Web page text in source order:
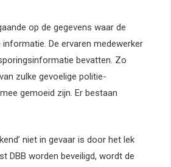
op de gegevens waar de
De ervaren medewerker
bevatten. Zo
zulke gevoelige politie-
gemoeid zijn. Er bestaan
niet in gevaar is door het lek
DBB worden beveiligd, wordt de